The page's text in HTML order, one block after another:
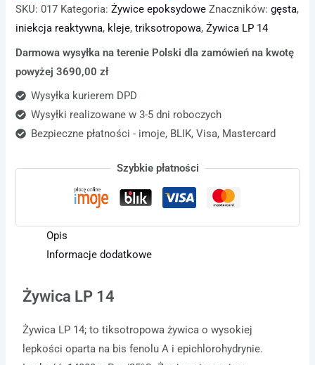
SKU:017 Kategoria:Żywice epoksydowe Znaczników:gęsta,
iniekcja reaktywna, kleje,triksotropowa,Żywica LP 14
Darmowa wysyłka na terenie Polski dla zamówień na kwotę
powyżej 3690,00 zł
Wysyłka kurierem DPD
Wysyłki realizowane w 3-5 dni roboczych
Bezpieczne płatności - imoje, BLIK, Visa, Mastercard
Szybkie płatności
Opis
Informacje dodatkowe
Żywica LP 14
Żywica LP 14; to tiksotropowa żywica o wysokiej
lepkości oparta na bis fenolu A i epichlorohydrynie.